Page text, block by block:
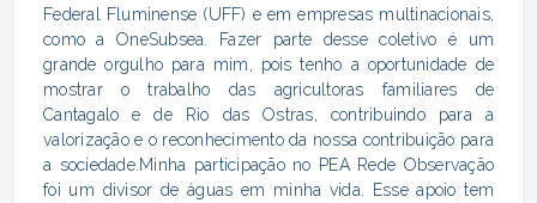
Federal Fluminense (UFF) e em empresas multinacionais,
como a OneSubsea. Fazer parte desse coletivo é um
grande orgulho para mim, pois tenho a oportunidade de
mostrar o trabalho das agricultoras familiares de
Cantagalo e de Rio das Ostras, contribuindo para a
valorização e o reconhecimento da nossa contribuição para
a sociedade.Minha participação no PEA Rede Observação
foi um divisor de águas em minha vida. Esse apoio tem